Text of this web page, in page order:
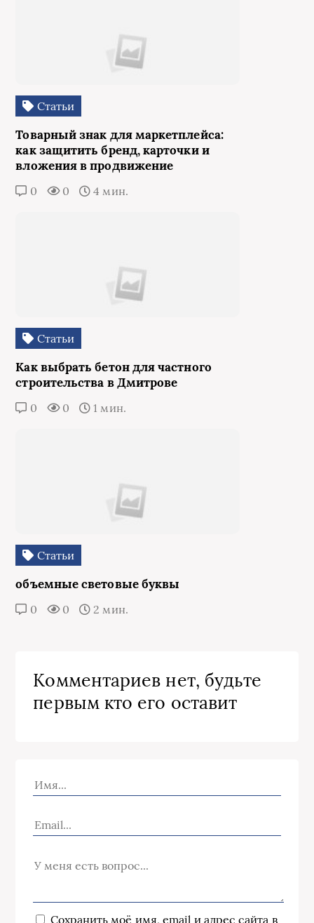
Статьи
Товарный знак для маркетплейса:
как защитить бренд, карточки и
вложения в продвижение
0 0 4 мин.
Статьи
Как выбрать бетон для частного
строительства в Дмитрове
0 0 1 мин.
Статьи
объемные световые буквы
0 0 2 мин.
Комментариев нет, будьте
первым кто его оставит
Сохранить моё имя, email и адрес сайта в